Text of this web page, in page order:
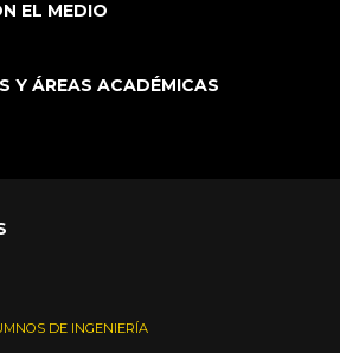
EL MEDIO
Y ÁREAS ACADÉMICAS
DE INGENIERÍA